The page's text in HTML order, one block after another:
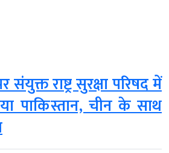
राष्ट्र सुरक्षा परिषद में
पाकिस्तान, चीन के साथ